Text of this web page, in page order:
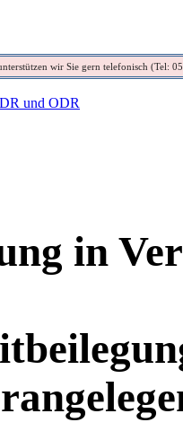
wir Sie gern telefonisch (Tel:
und ODR
in